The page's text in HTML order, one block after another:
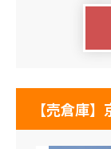
【売倉庫